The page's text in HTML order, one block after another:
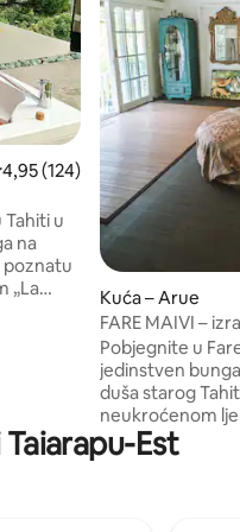
ocjena: 4,95/5,
4,95 (124)
Tahiti u
na
poznatu
„La
Mauiju.
Kuća – Arue
FARE MAIVI –
Pobjegnite u
jedinstven
duša starog
neukroćenom
Sagrađena 1962.
vlasnikovog
Est